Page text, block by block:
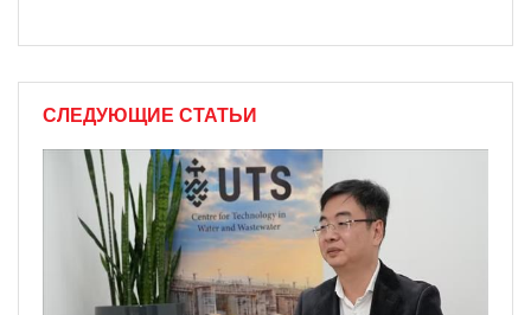
СЛЕДУЮЩИЕ СТАТЬИ